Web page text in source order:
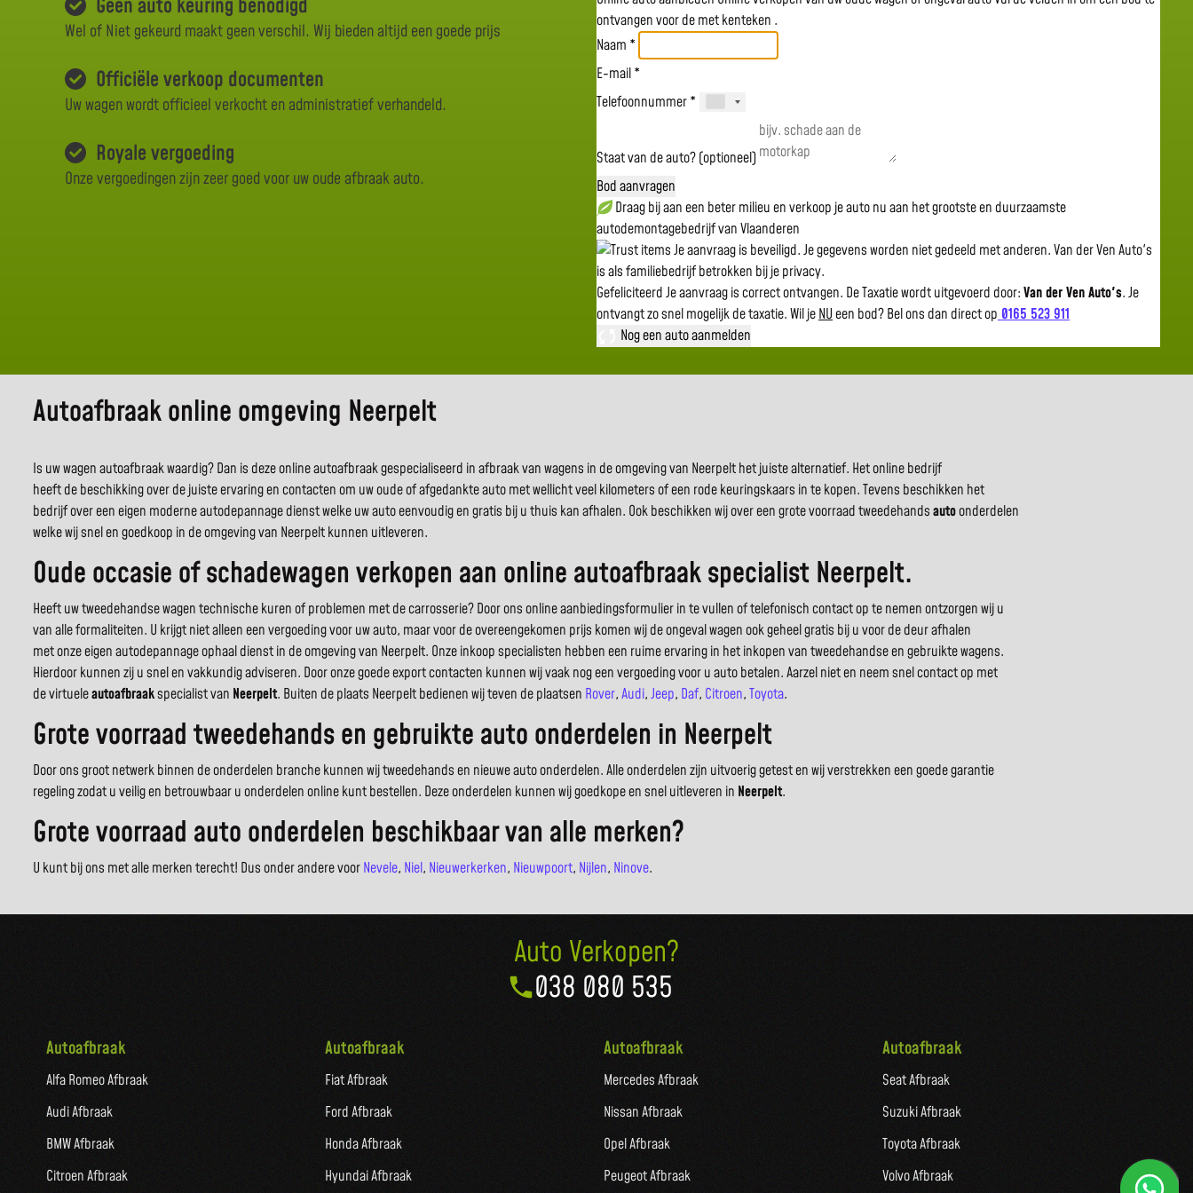
Geen auto keuring benodigd
Wel of Niet gekeurd maakt geen verschil. Wij bieden altijd een goede prijs
Officiële verkoop documenten
Uw wagen wordt officieel verkocht en administratief verhandeld.
Royale vergoeding
Onze vergoedingen zijn zeer goed voor uw oude afbraak auto.
ontvangen voor demet kenteken .
Naam *
E-mail *
Telefoonnummer *
Staat van de auto? (optioneel)
Bod aanvragen
Draag bij aan een beter milieu en verkoop je auto nu aan het grootste en duurzaamste
autodemontagebedrijf van Vlaanderen
Je aanvraag is beveiligd. Je gegevens worden niet gedeeld met anderen. Van der Ven Auto's
is als familiebedrijf betrokken bij je privacy.
GefeliciteerdJe aanvraag is correct ontvangen. De Taxatie wordt uitgevoerd door:Van der Ven Auto's.Je
ontvangt zo snel mogelijk de taxatie.Wil jeNUeen bod? Bel ons dan direct op 0165 523 911
Nog een auto aanmelden
Autoafbraak online omgeving Neerpelt
Is uw wagen autoafbraak waardig? Dan is deze online autoafbraak gespecialiseerd in afbraak van wagens in de omgeving van Neerpelt het juiste alternatief. Het online bedrijf
heeft de beschikking over de juiste ervaring en contacten om uw oude of afgedankte auto met wellicht veel kilometers of een rode keuringskaars in te kopen. Tevens beschikken het
bedrijf over een eigen moderne autodepannage dienst welke uw auto eenvoudig en gratis bij u thuis kan afhalen. Ook beschikken wij over een grote voorraad tweedehandsautoonderdelen
welke wij snel en goedkoop in de omgeving van Neerpelt kunnen uitleveren.
Oude occasie of schadewagen verkopen aan online autoafbraak specialist Neerpelt.
Heeft uw tweedehandse wagen technische kuren of problemen met de carrosserie? Door ons online aanbiedingsformulier in te vullen of telefonisch contact op te nemen ontzorgen wij u
van alle formaliteiten. U krijgt niet alleen een vergoeding voor uw auto, maar voor de overeengekomen prijs komen wij de ongeval wagen ook geheel gratis bij u voor de deur afhalen
met onze eigen autodepannage ophaal dienst in de omgeving van Neerpelt. Onze inkoop specialisten hebben een ruime ervaring in het inkopen van tweedehandse en gebruikte wagens.
Hierdoor kunnen zij u snel en vakkundig adviseren. Door onze goede export contacten kunnen wij vaak nog een vergoeding voor u auto betalen. Aarzel niet en neem snel contact op met
de virtueleautoafbraakspecialist van Neerpelt. Buiten de plaats Neerpelt bedienen wij teven de plaatsen Rover,Audi,Jeep, Daf, Citroen,Toyota.
Grote voorraad tweedehands en gebruikte auto onderdelen in Neerpelt
Door ons groot netwerk binnen de onderdelen branche kunnen wij tweedehands en nieuwe auto onderdelen. Alle onderdelen zijn uitvoerig getest en wij verstrekken een goede garantie
regeling zodat u veilig en betrouwbaar u onderdelen online kunt bestellen. Deze onderdelen kunnen wij goedkope en snel uitleveren in Neerpelt.
Grote voorraad auto onderdelen beschikbaar van alle merken?
U kunt bij ons met alle merken terecht! Dus onder andere voorNevele, Niel, Nieuwerkerken, Nieuwpoort, Nijlen, Ninove.
Auto Verkopen?
038 080 535
Autoafbraak
Alfa Romeo Afbraak
Audi Afbraak
BMW Afbraak
Citroen Afbraak
Autoafbraak
Fiat Afbraak
Ford Afbraak
Honda Afbraak
Hyundai Afbraak
Autoafbraak
Mercedes Afbraak
Nissan Afbraak
Opel Afbraak
Peugeot Afbraak
Autoafbraak
Seat Afbraak
Suzuki Afbraak
Toyota Afbraak
Volvo Afbraak